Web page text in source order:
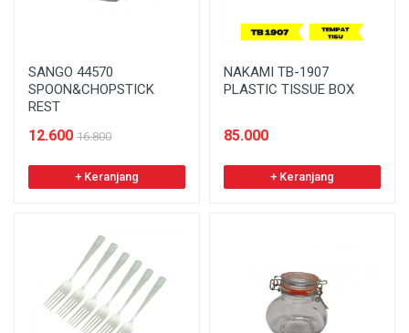
SANGO 44570
SPOON&CHOPSTICK
REST
12.600 16.800
+ Keranjang
NAKAMI TB-1907
PLASTIC TISSUE BOX
85.000
+ Keranjang